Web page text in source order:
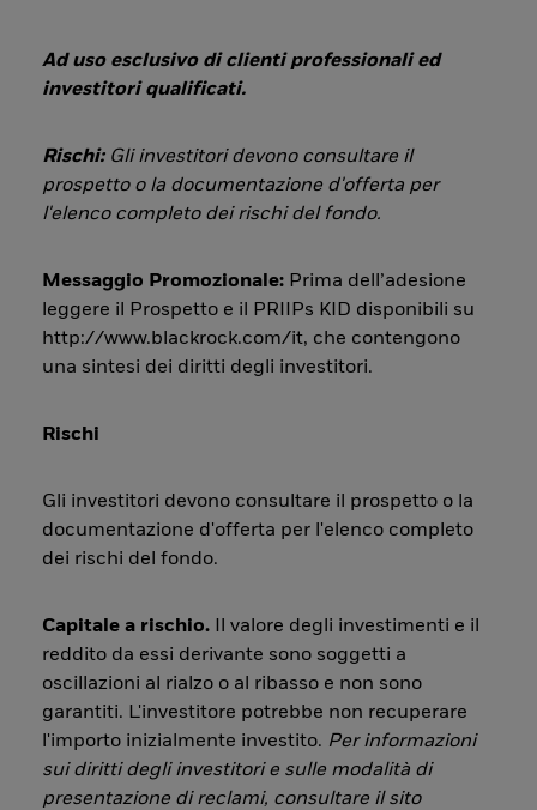
Ad uso esclusivo di clienti professionali ed
investitori qualificati.
Rischi: Gli investitori devono consultare il
prospetto o la documentazione d'offerta per
l'elenco completo dei rischi del fondo.
Messaggio Promozionale: Prima dell’adesione
leggere il Prospetto e il PRIIPs KID disponibili su
http://www.blackrock.com/it, che contengono
una sintesi dei diritti degli investitori.
Rischi
Gli investitori devono consultare il prospetto o la
documentazione d'offerta per l'elenco completo
dei rischi del fondo.
Capitale a rischio. Il valore degli investimenti e il
reddito da essi derivante sono soggetti a
oscillazioni al rialzo o al ribasso e non sono
garantiti. L'investitore potrebbe non recuperare
l'importo inizialmente investito. Per informazioni
sui diritti degli investitori e sulle modalità di
presentazione di reclami, consultare il sito